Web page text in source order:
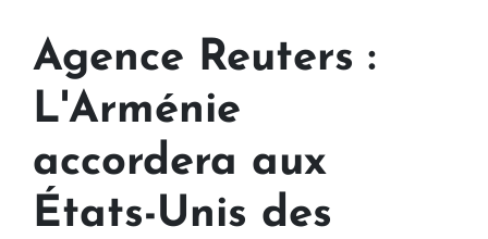
Agence Reuters :
L'Arménie
accordera aux
États-Unis des